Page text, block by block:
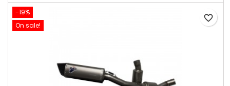
-19%
On sale!
favorite_border